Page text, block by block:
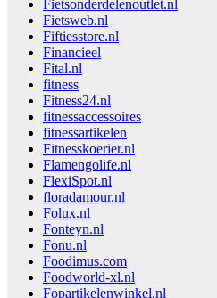
Fietsonderdelenoutlet.nl
Fietsweb.nl
Fiftiesstore.nl
Financieel
Fital.nl
fitness
Fitness24.nl
fitnessaccessoires
fitnessartikelen
Fitnesskoerier.nl
Flamengolife.nl
FlexiSpot.nl
floradamour.nl
Folux.nl
Fonteyn.nl
Fonu.nl
Foodimus.com
Foodworld-xl.nl
Fopartikelenwinkel.nl